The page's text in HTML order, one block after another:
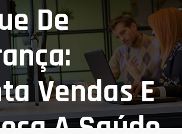
De
Vendas E